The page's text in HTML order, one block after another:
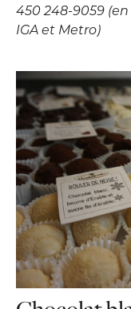
450 248-9059
IGA et Metro)